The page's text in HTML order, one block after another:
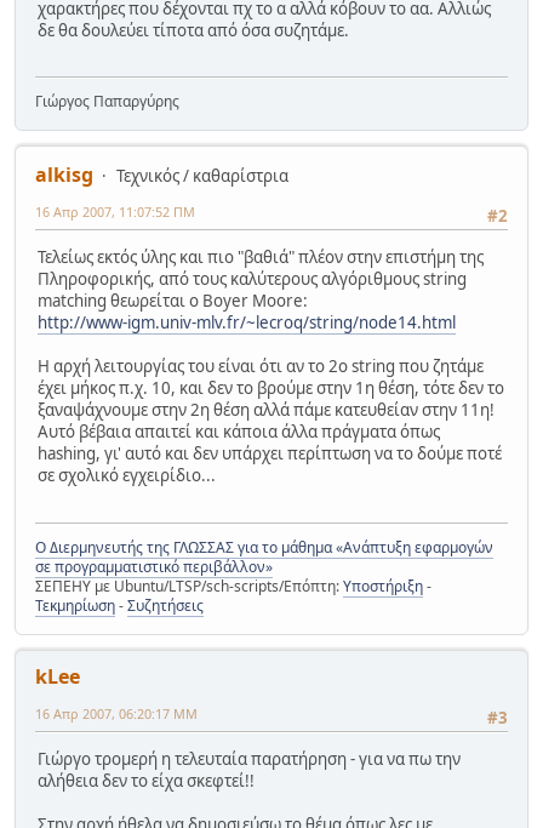
χαρακτήρες που δέχονται πχ το α αλλά κόβουν το αα. Αλλιώς
δε θα δουλεύει τίποτα από όσα συζητάμε.
Γιώργος Παπαργύρης
alkisg
Τεχνικός / καθαρίστρια
#2
16 Απρ 2007, 11:07:52 ΠΜ
Τελείως εκτός ύλης και πιο "βαθιά" πλέον στην επιστήμη της
Πληροφορικής, από τους καλύτερους αλγόριθμους string
matching θεωρείται ο Boyer Moore:
http://www-igm.univ-mlv.fr/~lecroq/string/node14.html
Η αρχή λειτουργίας του είναι ότι αν το 2ο string που ζητάμε
έχει μήκος π.χ. 10, και δεν το βρούμε στην 1η θέση, τότε δεν το
ξαναψάχνουμε στην 2η θέση αλλά πάμε κατευθείαν στην 11η!
Αυτό βέβαια απαιτεί και κάποια άλλα πράγματα όπως
hashing, γι' αυτό και δεν υπάρχει περίπτωση να το δούμε ποτέ
σε σχολικό εγχειρίδιο...
Ο Διερμηνευτής της ΓΛΩΣΣΑΣ για το μάθημα «Ανάπτυξη εφαρμογών
σε προγραμματιστικό περιβάλλον»
ΣΕΠΕΗΥ με Ubuntu/LTSP/sch-scripts/Επόπτη:Υποστήριξη-
Τεκμηρίωση-Συζητήσεις
kLee
#3
16 Απρ 2007, 06:20:17 ΜΜ
Γιώργο τρομερή η τελευταία παρατήρηση - για να πω την
αλήθεια δεν το είχα σκεφτεί!!